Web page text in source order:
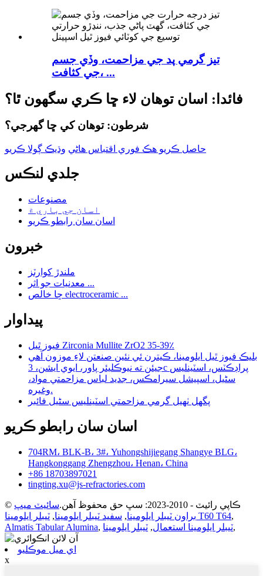
تيز گرمي پد جي مزاحمت، وڏي جسم
جي کثافت، ...
فائدا: اسان توهان لاء ڇا ڪري سگهون ٿا؟
شرطون: توهان کي ڇا گهرجي؟
حاصل ڪريو هڪ فوري اقتباس هاڻي وڌيڪ ڳولا ڪريو
جلدي لنڪس
مصنوعات
اسان جي باري ۾
اسان سان رابطو ڪريو
خبرون
ملندڙ کوارٽز
معدنيات جو اثر ...
ڇا خالص electroceramic ...
پيداوار
فيوز ٿيل Zirconia Mullite ZrO2 35-39٪
بليڪ فيوز ٿيل ايلومينا، ڪيترن ئي نئين صنعتن لاءِ موزون آهي
جيئن ته نيوڪليئر پاور، ايوي ايشن، 3c پراڊڪٽس، اسٽينلیس
سٹیل، اسپيشل سيرامڪس، جديد لباس مزاحمتي مواد،
وغيره.
پگھل ٺهيل گرمي مزاحمتي اسٽينلیس سٹیل فائبر
اسان سان رابطو ڪريو
704RM، BLK-B، 3#، Yuhongshijiegang Shangye BLG،
Hangkonggang Zhengzhou، Henan، China
+86 18703897021
tingting.xu@js-refractories.com
© ڪاپي رائيٽ - 2010-2023: سڀ حق محفوظ آهن.
سائيٽ ميپ
براون ٽيبلر ايلومينا, سفيد ٽيبلر ايلومينا, ٽيبلر ايلومينا T60 T64,
Almatis Tabular Alumina, ٽيبلر ايلومينا استعمال, ٽيبلر ايلومينا ,
اي ميل موڪليو
x